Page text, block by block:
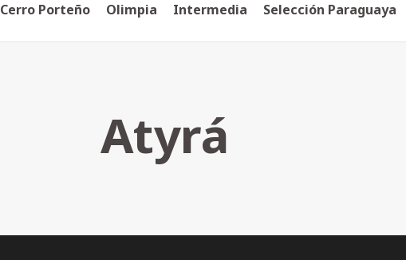
Cerro Porteño Olimpia Intermedia Selección Paraguaya
Atyrá